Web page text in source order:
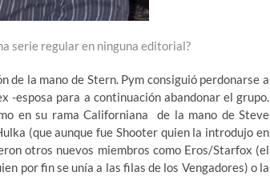
serie regular en ninguna editorial?
de la mano de Stern. Pym consiguió perdonarse a
-esposa para a continuación abandonar el grupo.
en su rama Californiana de la mano de Steve
(que aunque fue Shooter quien la introdujo en
otros nuevos miembros como Eros/Starfox (el
por fin se unía a las filas de los Vengadores) o la